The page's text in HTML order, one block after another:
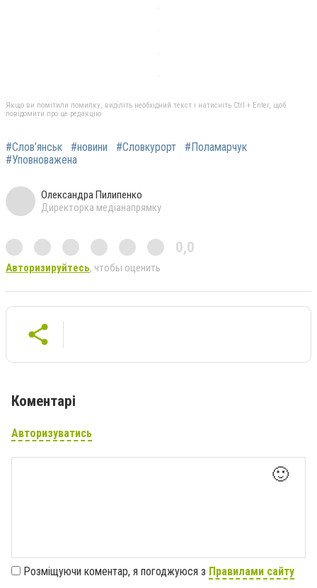
Якщо ви помітили помилку, виділіть необхідний текст і натисніть Ctrl + Enter, щоб
повідомити про це редакцію
#Слов’янськ #новини #Словкурорт
#Поламарчук
#Уповноважена
Олександра Пилипенко
Директорка медіанапрямку
0,0
Авторизируйтесь, чтобы оценить
Коментарі
Авторизуватись
🙂
Розміщуючи коментар, я погоджуюся з Правилами сайту